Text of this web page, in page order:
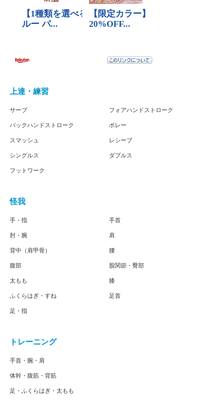
上達・練習
サーブ
バックハンドストローク
スマッシュ
シングルス
フットワーク
フォアハンドストローク
ボレー
レシーブ
ダブルス
怪我
手・指
肘・腕
背中（肩甲骨）
腹部
太もも
ふくらはぎ・すね
足・指
手首
肩
腰
股関節・臀部
膝
足首
トレーニング
手首・腕・肩
体幹・腹筋・背筋
足・ふくらはぎ・太もも